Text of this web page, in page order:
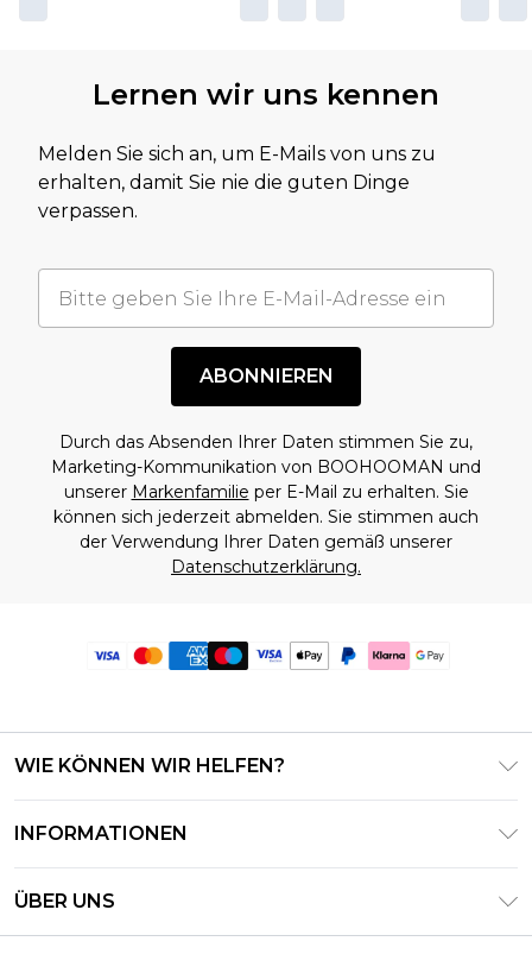
Lernen wir uns kennen
Melden Sie sich an, um E-Mails von uns zu
erhalten, damit Sie nie die guten Dinge
verpassen.
ABONNIEREN
Durch das Absenden Ihrer Daten stimmen Sie zu,
Marketing-Kommunikation von BOOHOOMAN und
unserer Markenfamilie per E-Mail zu erhalten. Sie
können sich jederzeit abmelden. Sie stimmen auch
der Verwendung Ihrer Daten gemäß unserer
Datenschutzerklärung.
WIE KÖNNEN WIR HELFEN?
Meine Bestellung verfolgen & zurücksenden
Lieferoptionen
INFORMATIONEN
Geschäftsbedingungen – Aktualisiert Juni 2026
ÜBER UNS